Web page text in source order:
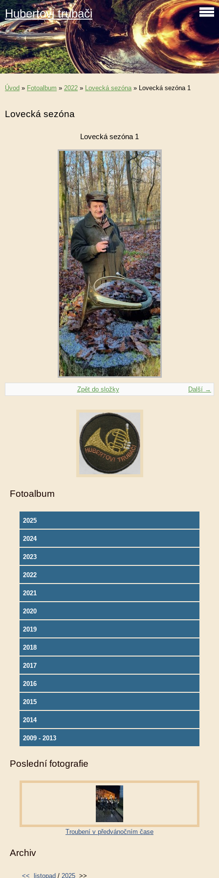
Hubertovi trubači
Úvod » Fotoalbum » 2022 » Lovecká sezóna» Lovecká sezóna 1
Lovecká sezóna
Lovecká sezóna 1
Další →
Zpět do složky
Fotoalbum
2025
2024
2023
2022
2021
2020
2019
2018
2017
2016
2015
2014
2009 - 2013
Poslední fotografie
Troubení v předvánočním čase
Archiv
<< listopad / 2025 >>